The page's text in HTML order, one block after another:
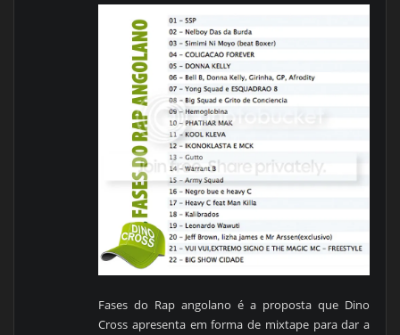
Fases do Rap angolano é a proposta que Dino
Cross apresenta em forma de mixtape para dar a